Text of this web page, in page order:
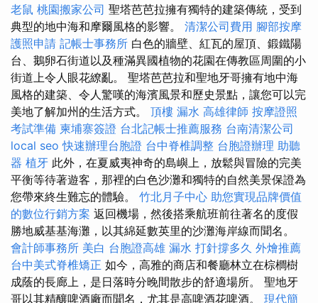
老鼠 桃園搬家公司 聖塔芭芭拉擁有獨特的建築傳統，受到
典型的地中海和摩爾風格的影響。 清潔公司費用 腳部按摩
護照申請 記帳士事務所 白色的牆壁、紅瓦的屋頂、鍛鐵陽
台、鵝卵石街道以及種滿異國植物的花園在傳教區周圍的小
街道上令人眼花繚亂。 聖塔芭芭拉和聖地牙哥擁有地中海
風格的建築、令人驚嘆的海濱風景和歷史景點，讓您可以完
美地了解加州的生活方式。 頂樓 漏水 高雄律師 按摩證照
考試準備 柬埔寨簽證 台北記帳士推薦服務 台南清潔公司
local seo 快速辦理台胞證 台中脊椎調整 台胞證辦理 助聽
器 植牙 此外，在夏威夷神奇的島嶼上，放鬆與冒險的完美
平衡等待著遊客，那裡的白色沙灘和獨特的自然美景保證為
您帶來終生難忘的體驗。 竹北月子中心 助您實現品牌價值
的數位行銷方案 返回機場，然後搭乘航班前往著名的度假
勝地威基基海灘，以其綿延數英里的沙灘海岸線而聞名。
會計師事務所 美白 台胞證高雄 漏水 打針撐多久 外燴推薦
台中美式脊椎矯正 如今，高雅的商店和餐廳林立在棕櫚樹
成蔭的長廊上，是日落時分晚間散步的舒適場所。 聖地牙
哥以其精釀啤酒廠而聞名，尤其是高啤酒花啤酒。 現代簡